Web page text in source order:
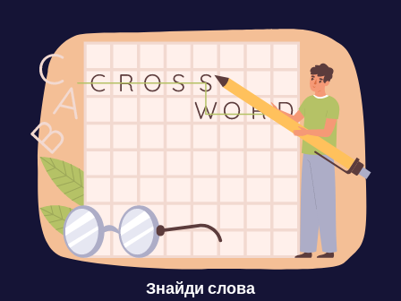
Знайди слова